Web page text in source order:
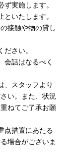
実施します。
いたします。
接触や物の貸し
さい。
会話はなるべく
、スタッフより
い。また、状況
ねてご了承お願
点措置にあたる
場合がございま